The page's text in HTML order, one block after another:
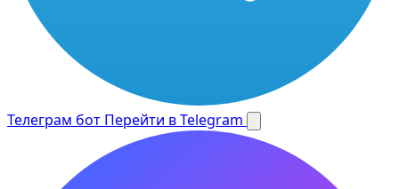
Телеграм бот Перейти в Telegram